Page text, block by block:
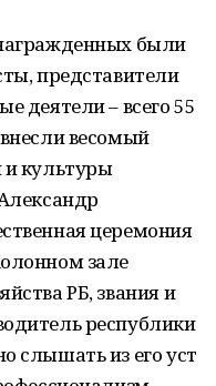
были
представители
деятели – всего 55
весомый
и культуры
церемония
зале
РБ, звания и
республики
слышать из его уст